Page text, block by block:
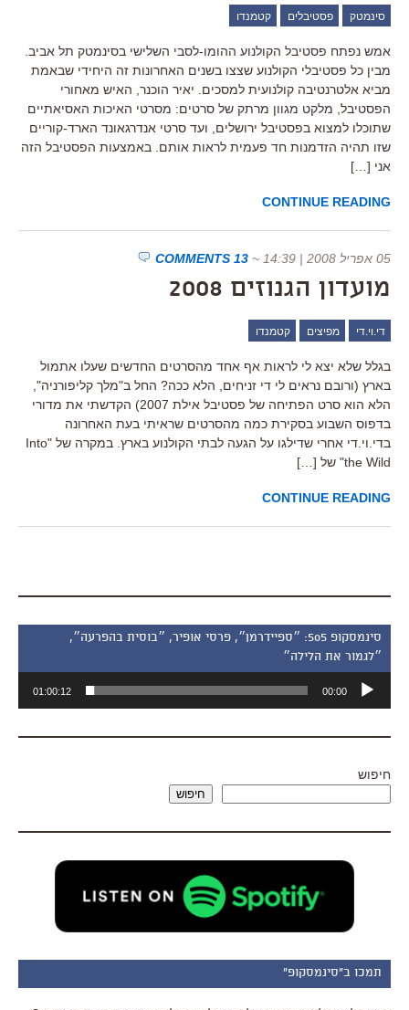
סינמטק פסטיבלים קטמנדו
אמש נפתח פסטיבל הקולנוע ההומו-לסבי השלישי בסינמטק תל אביב.
מבין כל פסטיבלי הקולנוע שצצו בשנים האחרונות זה היחידי שבאמת
מביא אלטרנטיבה קולנועית למסכים. יאיר הוכנר, האיש מאחורי
הפסטיבל, מלקט מגוון מרתק של סרטים: מסרטי האיכות האסיאתיים
שתוכלו למצוא בפסטיבל ירושלים, ועד סרטי אנדרגאונד הארד-קוריים
שזו תהיה הזדמנות חד פעמית לראות אותם. באמצעות הפסטיבל הזה
אני […]
CONTINUE READING
05 אפריל 2008 | 14:39 ~
13 COMMENTS
מועדון הגנוזים 2008
די.וי.די מפיצים קטמנדו
בגלל שלא יצא לי לראות אף אחד מהסרטים החדשים שעלו אתמול
בארץ (ורובם נראים לי די זניחים, הלא ככה? החל ב"מלך קליפורניה",
הלא הוא סרט הפתיחה של פסטיבל אילת 2007) הקדשתי את מדורי
בדפוס השבוע בסקירת כמה מהסרטים שראיתי בעת האחרונה
בדי.וי.די אחרי שדילגו על הגעה לבתי הקולנוע בארץ. במקרה של "Into
the Wild" של […]
CONTINUE READING
סינמסקופ 505: ״ספיידרמן״, פרסי אופיר, ״בוסית בהפרעה״,
״לגמור את הלילה״
אודיו
00:00
01:00:12
חיפוש
חיפוש
תמכו ב"סינמסקופ"